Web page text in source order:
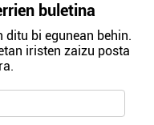
buletina
ditu bi egunean behin.
iristen zaizu posta